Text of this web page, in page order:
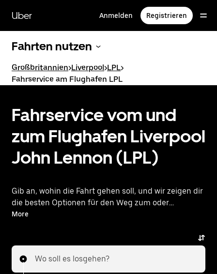
zum
Hauptinhalt
Uber Anmelden Registrieren
Fahrten nutzen
Großbritannien>Liverpool>LPL>
Fahrservice am Flughafen LPL
Fahrservice vom und
zum Flughafen Liverpool
John Lennon (LPL)
Gib an, wohin die Fahrt gehen soll, und wir zeigen dir
die besten Optionen für den Weg zum oder
vom Flughafen.
More
Wo soll es losgehen?